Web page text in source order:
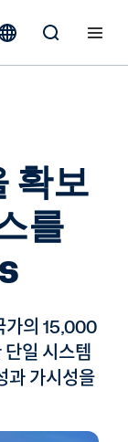
확보
를
의 15,000
일 시스템
과 가시성을